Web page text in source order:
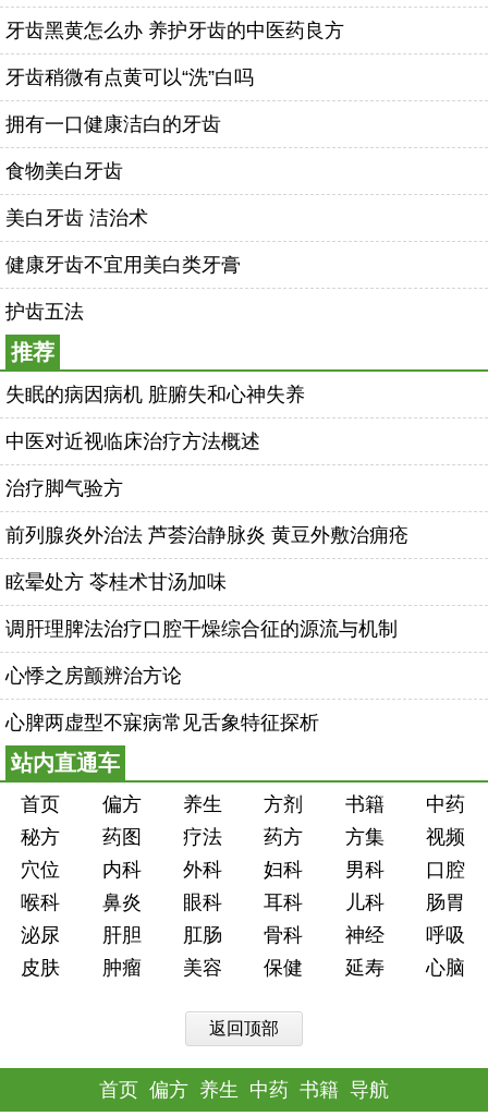
牙齿黑黄怎么办 养护牙齿的中医药良方
牙齿稍微有点黄可以“洗”白吗
拥有一口健康洁白的牙齿
食物美白牙齿
美白牙齿 洁治术
健康牙齿不宜用美白类牙膏
护齿五法
推荐
失眠的病因病机 脏腑失和心神失养
中医对近视临床治疗方法概述
治疗脚气验方
前列腺炎外治法 芦荟治静脉炎 黄豆外敷治痈疮
眩晕处方 苓桂术甘汤加味
调肝理脾法治疗口腔干燥综合征的源流与机制
心悸之房颤辨治方论
心脾两虚型不寐病常见舌象特征探析
站内直通车
首页 偏方 养生 方剂 书籍
中药
秘方
药图 疗法 药方 方集
视频
穴位
内科 外科 妇科 男科
口腔
喉科
鼻炎 眼科 耳科 儿科
肠胃
泌尿
肝胆 肛肠 骨科 神经
呼吸
皮肤
肿瘤 美容 保健 延寿 心脑
返回顶部
首页 偏方 养生 中药 书籍 导航